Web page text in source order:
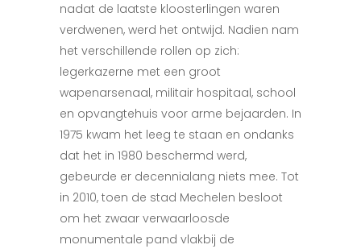
nadat de laatste kloosterlingen waren
verdwenen, werd het ontwijd. Nadien nam
het verschillende rollen op zich:
legerkazerne met een groot
wapenarsenaal, militair hospitaal, school
en opvangtehuis voor arme bejaarden. In
1975 kwam het leeg te staan en ondanks
dat het in 1980 beschermd werd,
gebeurde er decennialang niets mee. Tot
in 2010, toen de stad Mechelen besloot
om het zwaar verwaarloosde
monumentale pand vlakbij de